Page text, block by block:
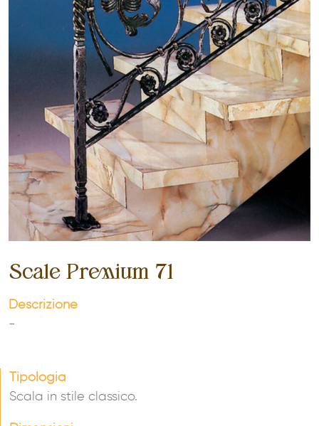
Scale Premium 71
Descrizione
-
Tipologia
Scala in stile classico.